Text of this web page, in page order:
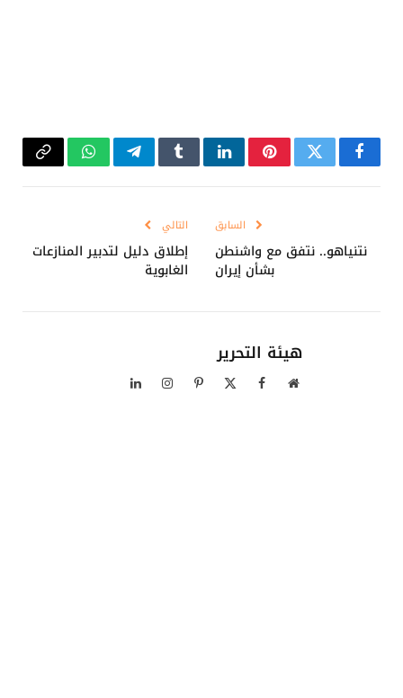
فيسبوكتويتر بينتيريستلينكدإنTumblrتيلقرامواتسابCopy
السابق
نتنياهو.. نتفق مع واشنطن
بشأن إيران
التالي
إطلاق دليل لتدبير المنازعات
الغابوية
هيئة التحرير
موقع فيسبوك بينتيريستالانستغراملينكدإن